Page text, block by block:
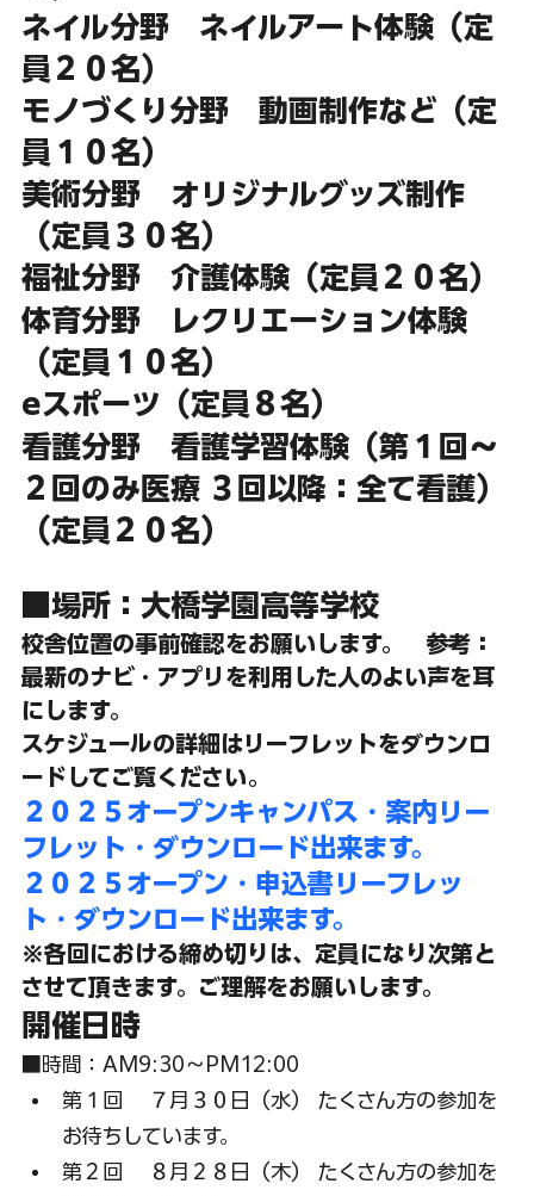
ネイル分野　ネイルアート体験（定
員２０名）
モノづくり分野　動画制作など（定
員１０名）
美術分野　オリジナルグッズ制作
（定員３０名）
福祉分野　介護体験（定員２０名）
体育分野　レクリエーション体験
（定員１０名）
eスポーツ（定員８名）
看護分野　看護学習体験（第１回～
２回のみ医療 ３回以降：全て看護）
（定員２０名）
■場所：大橋学園高等学校
校舎位置の事前確認をお願いします。　参考：
最新のナビ・アプリを利用した人のよい声を耳
にします。
スケジュールの詳細はリーフレットをダウンロ
ードしてご覧ください。
２０２５オープンキャンパス・案内リー
フレット・ダウンロード出来ます。
２０２５オープン・申込書リーフレッ
ト・ダウンロード出来ます。
※各回における締め切りは、定員になり次第と
させて頂きます。ご理解をお願いします。
開催日時
■時間：AM9:30～PM12:00
第１回 　７月３０日（水） たくさん方の参加を
お待ちしています。
第２回　 ８月２８日（木） たくさん方の参加を